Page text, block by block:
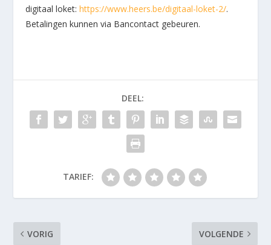
digitaal loket:https://www.heers.be/digitaal-loket-2/.
Betalingen kunnen via Bancontact gebeuren.
DEEL:
TARIEF:
VORIG VOLGENDE